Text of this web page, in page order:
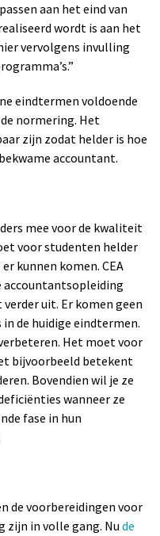
aan het eind van
wordt is aan het
vervolgens invulling
eindtermen voldoende
normering. Het
zijn zodat helder is hoe
accountant.
mee voor de kwaliteit
voor studenten helder
kunnen komen. CEA
accountantsopleiding
uit. Er komen geen
de huidige eindtermen.
Het moet voor
bijvoorbeeld betekent
Bovendien wil je ze
wanneer ze
fase in hun
de voorbereidingen voor
zijn in volle gang. Nu de